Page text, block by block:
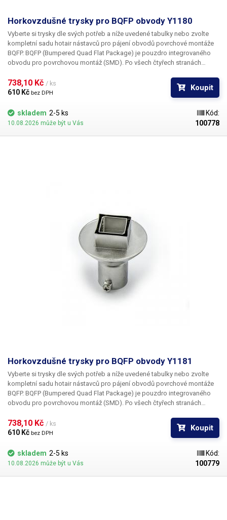
Horkovzdušné trysky pro BQFP obvody Y1180
Vyberte si trysky dle svých potřeb a níže uvedené tabulky nebo zvolte
kompletní sadu hotair nástavců pro pájení obvodů povrchové montáže
BQFP. BQFP (Bumpered Quad Flat Package) je pouzdro integrovaného
obvodu pro povrchovou montáž (SMD). Po všech čtyřech stranách
DPS. Tryska Y1203 je určena pro pouzdro BQFP o rozměru17 x 17 mm
738,10 Kč / ks
610 Kč bez DPH
Koupit
skladem 2-5 ks
10.08.2026 může být u Vás
Kód:
100778
Horkovzdušné trysky pro BQFP obvody Y1181
Vyberte si trysky dle svých potřeb a níže uvedené tabulky nebo zvolte
kompletní sadu hotair nástavců pro pájení obvodů povrchové montáže
BQFP. BQFP (Bumpered Quad Flat Package) je pouzdro integrovaného
obvodu pro povrchovou montáž (SMD). Po všech čtyřech stranách
DPS. Tryska Y1203 je určena pro pouzdro BQFP o rozměru19 x 19 mm
738,10 Kč / ks
610 Kč bez DPH
Koupit
skladem 2-5 ks
10.08.2026 může být u Vás
Kód:
100779